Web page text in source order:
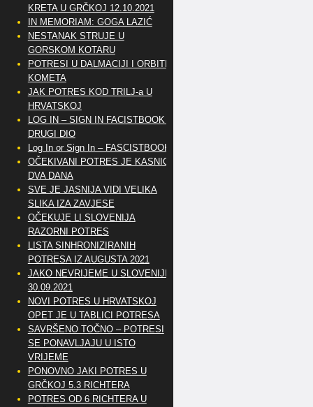
KRETA U GRČKOJ 12.10.2021
IN MEMORIAM: GOGA LAZIĆ
NESTANAK STRUJE U
GORSKOM KOTARU
POTRESI U DALMACIJI I ORBITE
KOMETA
JAK POTRES KOD TRILJ-a U
HRVATSKOJ
LOG IN – SIGN IN FACISTBOOK –
DRUGI DIO
Log In or Sign In – FASCISTBOOK
OČEKIVANI POTRES JE KASNIO
DVA DANA
SVE JE JASNIJA VIDI VELIKA
SLIKA IZA ZAVJESE
OČEKUJE LI SLOVENIJA
RAZORNI POTRES
LISTA SINHRONIZIRANIH
POTRESA IZ AUGUSTA 2021
JAKO NEVRIJEME U SLOVENIJI
30.09.2021
NOVI POTRES U HRVATSKOJ
OPET JE U TABLICI POTRESA
SAVRŠENO TOČNO – POTRESI
SE PONAVLJAJU U ISTO
VRIJEME
PONOVNO JAKI POTRES U
GRČKOJ 5.3 RICHTERA
POTRES OD 6 RICHTERA U